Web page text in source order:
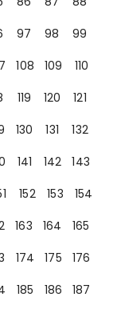
97 98
99
108 109
110
119 120
121
130 131
132
141 142
143
152 153
154
163 164
165
174 175
176
185 186
187